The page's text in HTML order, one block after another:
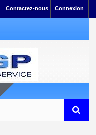
Connexion
Contactez-nous